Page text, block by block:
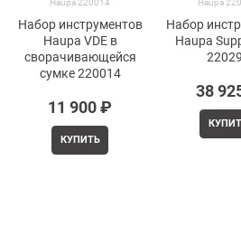
Haupa 220014
Набор инструментов
Haupa VDE в
сворачивающейся
сумке 220014
11 900 ₽
КУПИТЬ
Haupa
Набор
Haupa
38